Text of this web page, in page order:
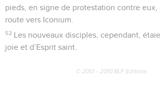
pieds, en signe de protestation contre eux,
route vers Iconium.
52 Les nouveaux disciples, cependant,
joie et d’Esprit saint.
© 2013 - 2010 BLF Editions